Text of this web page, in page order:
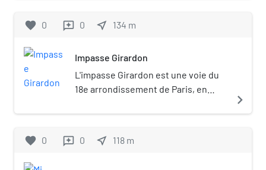
favorite 0 reviews 0 near_me 134 m
Impasse Girardon
L'impasse Girardon est une voie du
18e arrondissement de Paris, en
navigate_next
favorite 0 reviews 0 near_me 118 m